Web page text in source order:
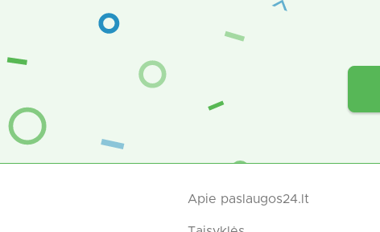
Apie paslaugos24.lt